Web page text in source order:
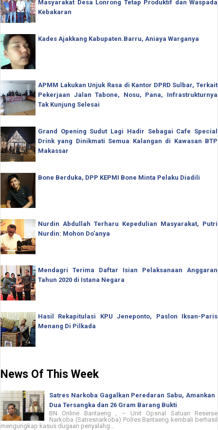
Masyarakat Desa Lonrong Tetap Produktif dan Waspada
Kebakaran
Kades Ajakkang Kabupaten.Barru, Aniaya Warganya
APMM Lakukan Unjuk Rasa di Kantor DPRD Sulbar, Terkait
Pekerjaan Jalan Tabone, Nosu, Pana, Infrastrukturnya
Tak Kunjung Selesai
Grand Opening Sudut Lagi Hadir Sebagai Cafe Special
Drink yang Dinikmati Semua Kalangan di Kawasan BTP
Makassar
Bone Berduka, DPP KEPMI Bone Minta Pelaku Diadili
Nurdin Abdullah Terharu Kepedulian Masyarakat, Putri
Nurdin: Mohon Do'anya
Mendagri Terima Daftar Isian Pelaksanaan Anggaran
Tahun 2020 di Istana Negara
Hasil Rekapitulasi KPU Jeneponto, Paslon Iksan-Paris
Menang Di Pilkada
News Of This Week
Satres Narkoba Gagalkan Peredaran Sabu, Amankan
Dua Tersangka dan 26 Gram Barang Bukti
BN Online Bantaeng , – Unit Opsnal Satuan Reserse
Narkoba (Satresnarkoba) Polres Bantaeng kembali berhasil
mengungkap kasus dugaan penyalahg...